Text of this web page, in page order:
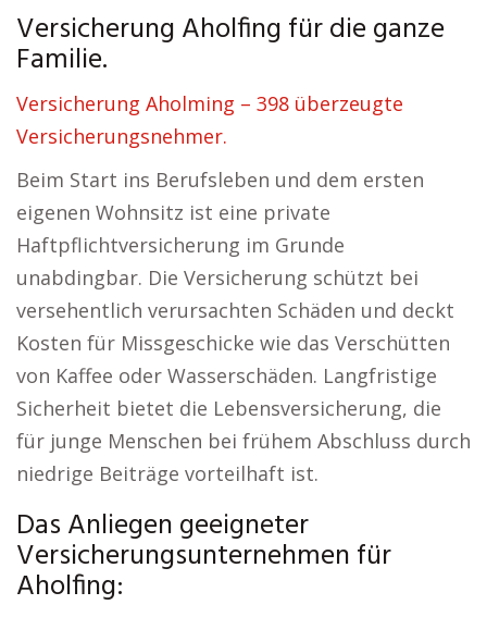
Versicherung Aholfing für die ganze
Familie.
Versicherung Aholming – 398 überzeugte
Versicherungsnehmer.
Beim Start ins Berufsleben und dem ersten
eigenen Wohnsitz ist eine private
Haftpflichtversicherung im Grunde
unabdingbar. Die Versicherung schützt bei
versehentlich verursachten Schäden und deckt
Kosten für Missgeschicke wie das Verschütten
von Kaffee oder Wasserschäden. Langfristige
Sicherheit bietet die Lebensversicherung, die
für junge Menschen bei frühem Abschluss durch
niedrige Beiträge vorteilhaft ist.
Das Anliegen geeigneter
Versicherungsunternehmen für
Aholfing: